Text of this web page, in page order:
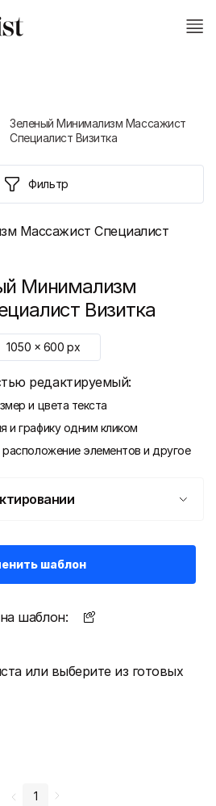
Зеленый Минимализм Массажист
Специалист Визитка
Фильтр
Минимализм
Визитка
1050 x 600 px
редактируемый:
и цвета текста
и графику одним кликом
элементов и другое
шаблон
шаблон:
или выберите из готовых
1